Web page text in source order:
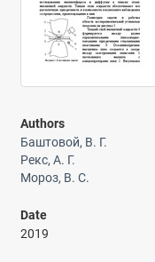
Authors
Баштовой, В. Г.
Рекс, А. Г.
Мороз, В. С.
Date
2019